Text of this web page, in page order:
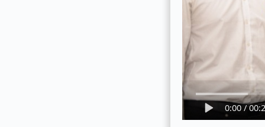
0:00/